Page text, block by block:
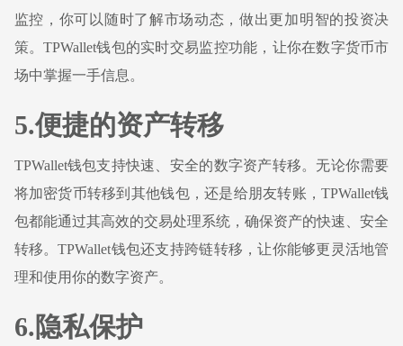
监控，你可以随时了解市场动态，做出更加明智的投资决
策。TPWallet钱包的实时交易监控功能，让你在数字货币市
场中掌握一手信息。
5.便捷的资产转移
TPWallet钱包支持快速、安全的数字资产转移。无论你需要
将加密货币转移到其他钱包，还是给朋友转账，TPWallet钱
包都能通过其高效的交易处理系统，确保资产的快速、安全
转移。TPWallet钱包还支持跨链转移，让你能够更灵活地管
理和使用你的数字资产。
6.隐私保护